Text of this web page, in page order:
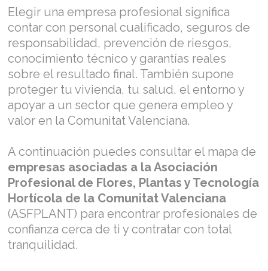
Elegir una empresa profesional significa
contar con personal cualificado, seguros de
responsabilidad, prevención de riesgos,
conocimiento técnico y garantías reales
sobre el resultado final. También supone
proteger tu vivienda, tu salud, el entorno y
apoyar a un sector que genera empleo y
valor en la Comunitat Valenciana.
A continuación puedes consultar el mapa de
empresas asociadas a la Asociación
Profesional de Flores, Plantas y Tecnología
Hortícola de la Comunitat Valenciana
(ASFPLANT) para encontrar profesionales de
confianza cerca de ti y contratar con total
tranquilidad.